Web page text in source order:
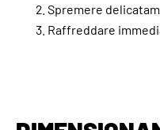
Spremere
Raffreddare